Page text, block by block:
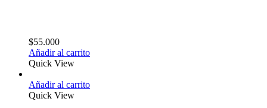
$55.000
Añadir al carrito
Quick View
Añadir al carrito
Quick View